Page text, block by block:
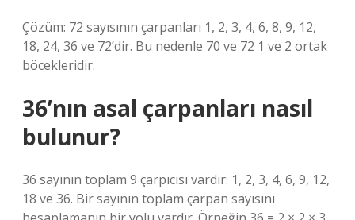
Çözüm: 72 sayısının çarpanları 1, 2, 3, 4, 6, 8, 9, 12,
18, 24, 36 ve 72’dir. Bu nedenle 70 ve 72 1 ve 2 ortak
böcekleridir.
36’nın asal çarpanları nasıl
bulunur?
36 sayının toplam 9 çarpıcısı vardır: 1, 2, 3, 4, 6, 9, 12,
18 ve 36. Bir sayının toplam çarpan sayısını